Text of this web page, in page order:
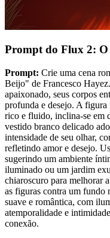
Prompt do Flux 2: O
Prompt: Crie uma cena
Beijo" de Francesco
apaixonado, seus corpos
profunda e desejo. A
rico e fluido, inclina-se em
vestido branco delicado
intensidade de seu olhar,
refletindo amor e desejo.
sugerindo um ambiente
iluminado ou um jardim
chiaroscuro para melhorar
as figuras contra um fundo
suave e romântica, com
atemporalidade e
conexão.